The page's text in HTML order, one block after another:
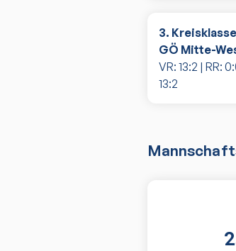
3.
GÖ Mitte-
VR: 13:2 | RR: 0:
13:2